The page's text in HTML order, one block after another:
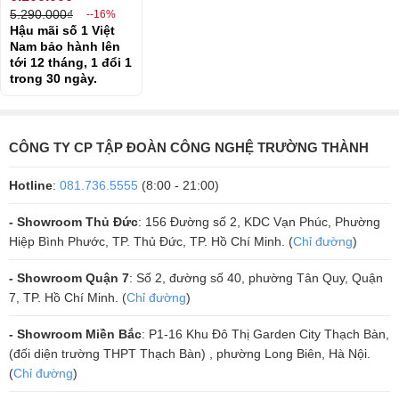
5.290.000₫ --16%
Hậu mãi số 1 Việt
Nam bảo hành lên
tới 12 tháng, 1 đổi 1
trong 30 ngày.
CÔNG TY CP TẬP ĐOÀN CÔNG NGHỆ TRƯỜNG THÀNH
Hotline: 081.736.5555 (8:00 - 21:00)
- Showroom Thủ Đức: 156 Đường số 2, KDC Vạn Phúc, Phường
Hiệp Bình Phước, TP. Thủ Đức, TP. Hồ Chí Minh. (Chỉ đường)
- Showroom Quận 7: Số 2, đường số 40, phường Tân Quy, Quận
7, TP. Hồ Chí Minh. (Chỉ đường)
- Showroom Miền Bắc: P1-16 Khu Đô Thị Garden City Thạch Bàn,
(đối diện trường THPT Thạch Bàn) , phường Long Biên, Hà Nội.
(Chỉ đường)